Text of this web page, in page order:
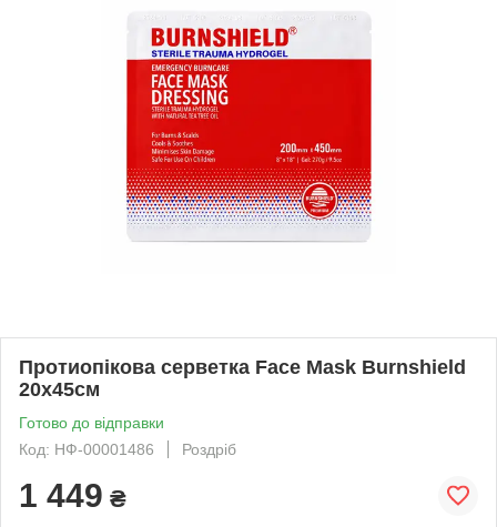
Протиопікова серветка Face Mask Burnshield
20x45см
Готово до відправки
Код: НФ-00001486
Роздріб
1 449 ₴